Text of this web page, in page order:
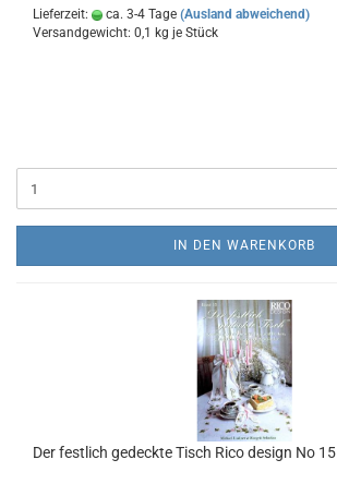
Lieferzeit: ca. 3-4 Tage (Ausland abweichend)
Versandgewicht: 0,1 kg je Stück
IN DEN WARENKORB
Der festlich gedeckte Tisch Rico design No 15